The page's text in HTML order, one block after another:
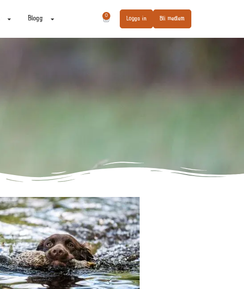
Blogg 0 Logga in Bli medlem